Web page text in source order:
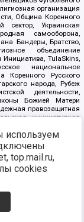
организация
Община Коренного
сектор, Украинская
самооборона,
Бандеры, Братство,
объединение
TulaSkins,
национальное
Коренного Русского
народа, Рубеж
деятельности,
Божией Матери
правозащитная
инициативная
республика Русь,
W.H.С., Фалунь
Новокузнецк/РПК,
Фонд защиты прав
округа г.
7822/
используем
top.mail.ru,
cookies